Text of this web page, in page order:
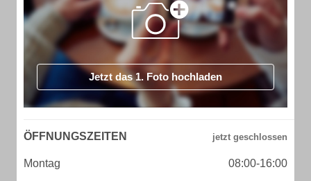
Jetzt das 1. Foto hochladen
ÖFFNUNGSZEITEN
Montag 08:00-16:00